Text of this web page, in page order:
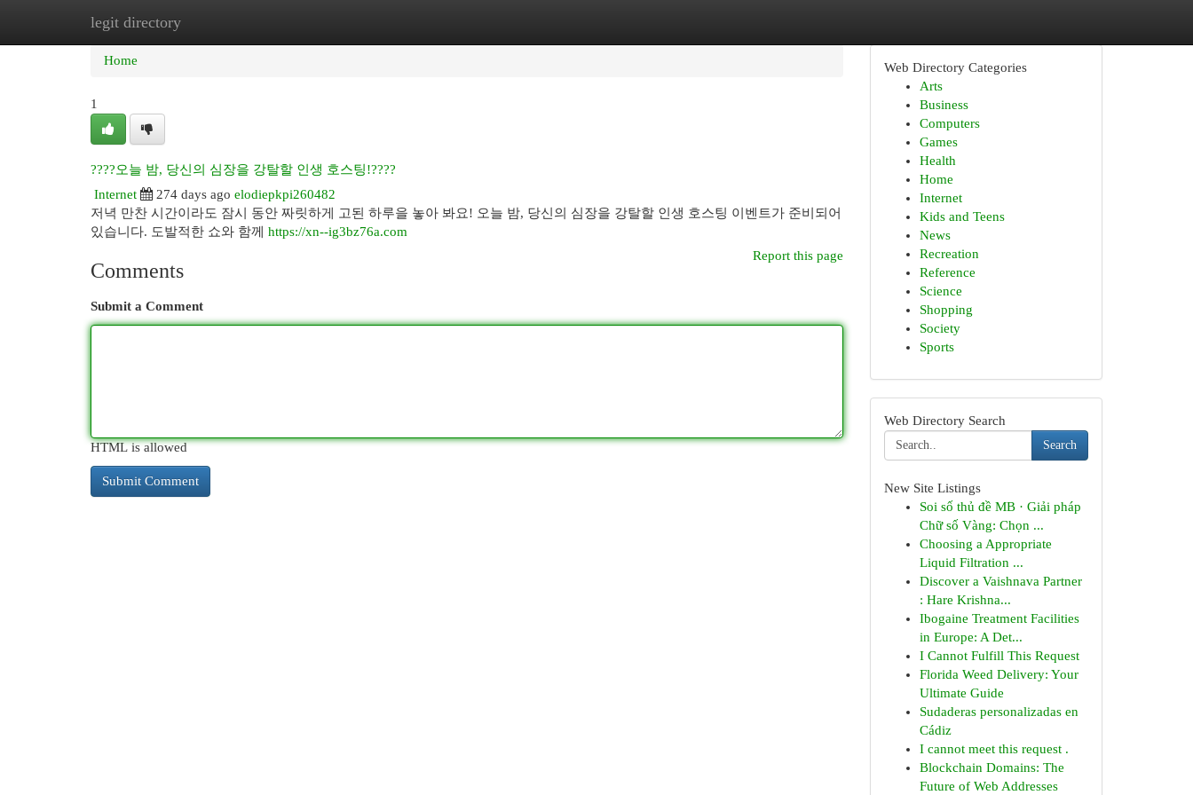
legit directory
Home New Site Listings
Home
1
????오늘 밤, 당신의 심장을 강탈할 인생 호스팅!????
Internet
274 days ago elodiepkpi260482
저녁 만찬 시간이라도 잠시 동안 짜릿하게 고된 하루을 놓아 봐요! 오늘 밤, 당신의 심장을 강탈할 인생 호스팅 이벤트가 준비되어
있습니다. 도발적한 쇼와 함께 https://xn--ig3bz76a.com
Report this page
Comments
Submit a Comment
HTML is allowed
Web Directory Categories
Arts
Business
Computers
Games
Health
Home
Internet
Kids and Teens
News
Recreation
Reference
Science
Shopping
Society
Sports
Web Directory Search
Search
New Site Listings
Soi số thủ đề MB · Giải pháp
Chữ số Vàng: Chọn ...
Choosing a Appropriate
Liquid Filtration ...
Discover a Vaishnava Partner
: Hare Krishna...
Ibogaine Treatment Facilities
in Europe: A Det...
I Cannot Fulfill This Request
Florida Weed Delivery: Your
Ultimate Guide
Sudaderas personalizadas en
Cádiz
I cannot meet this request .
Blockchain Domains: The
Future of Web Addresses